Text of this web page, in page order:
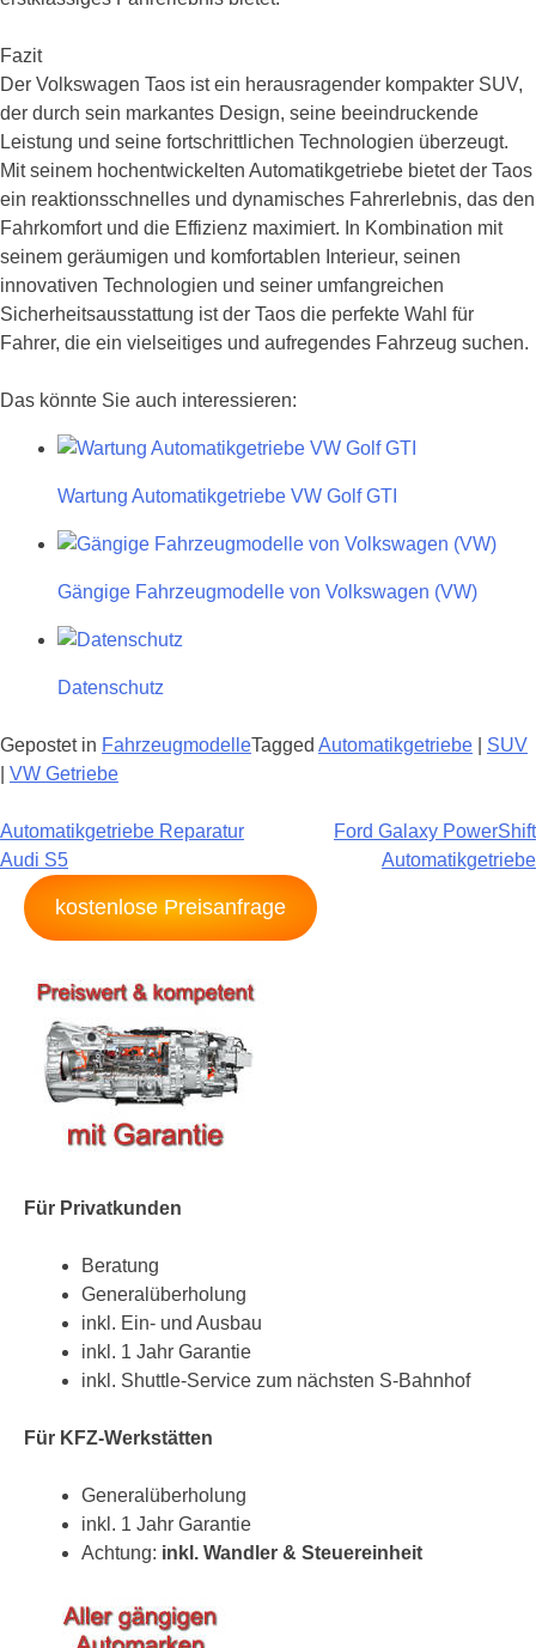
Fazit
Der Volkswagen Taos ist ein herausragender kompakter SUV,
der durch sein markantes Design, seine beeindruckende
Leistung und seine fortschrittlichen Technologien überzeugt.
Mit seinem hochentwickelten Automatikgetriebe bietet der Taos
ein reaktionsschnelles und dynamisches Fahrerlebnis, das den
Fahrkomfort und die Effizienz maximiert. In Kombination mit
seinem geräumigen und komfortablen Interieur, seinen
innovativen Technologien und seiner umfangreichen
Sicherheitsausstattung ist der Taos die perfekte Wahl für
Fahrer, die ein vielseitiges und aufregendes Fahrzeug suchen.
Das könnte Sie auch interessieren:
Wartung Automatikgetriebe VW Golf GTI
Gängige Fahrzeugmodelle von Volkswagen (VW)
Datenschutz
Gepostet in FahrzeugmodelleTagged Automatikgetriebe
SUV
VW Getriebe
Beitragsnavigation
Automatikgetriebe Reparatur
Audi S5
Ford Galaxy PowerShift
Automatikgetriebe
kostenlose Preisanfrage
Für Privatkunden
Beratung
Generalüberholung
inkl. Ein- und Ausbau
inkl. 1 Jahr Garantie
inkl. Shuttle-Service zum nächsten S-Bahnhof
Für KFZ-Werkstätten
Generalüberholung
inkl. 1 Jahr Garantie
Achtung: inkl. Wandler & Steuereinheit